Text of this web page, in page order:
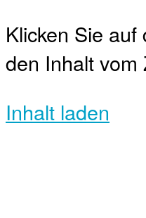
Klicken Sie
den Inhalt vom
Inhalt laden